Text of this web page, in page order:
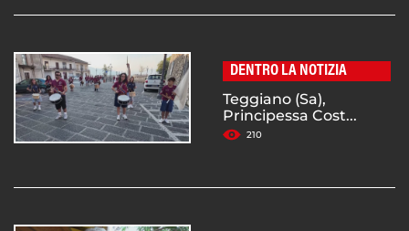
DENTRO LA NOTIZIA
Teggiano (Sa),
Principessa Cost...
210